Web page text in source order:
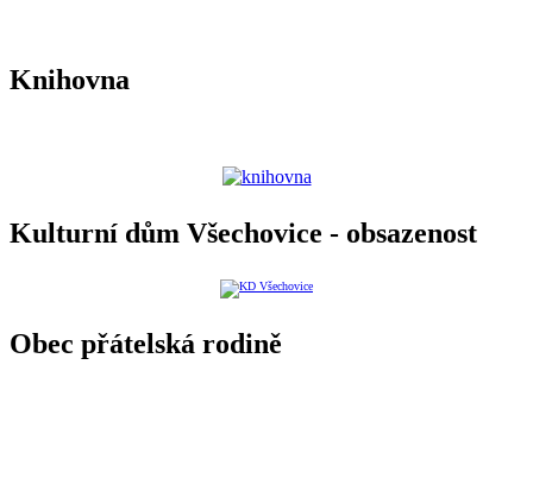
Knihovna
Kulturní dům Všechovice - obsazenost
Obec přátelská rodině